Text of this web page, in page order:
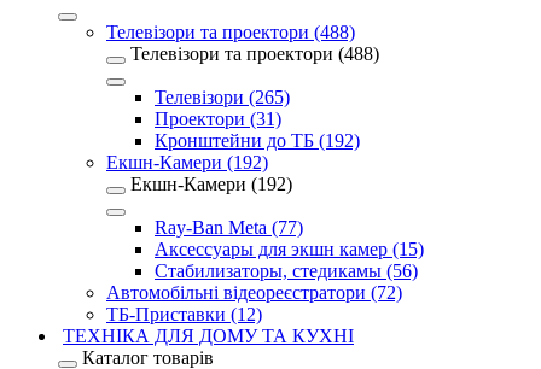
Телевізори та проектори (488)
Телевізори та проектори (488)
Телевізори (265)
Проектори (31)
Кронштейни до ТБ (192)
Екшн-Камери (192)
Екшн-Камери (192)
Ray-Ban Meta (77)
Аксессуары для экшн камер (15)
Стабилизаторы, стедикамы (56)
Автомобільні відеореєстратори (72)
ТБ-Приставки (12)
ТЕХНІКА ДЛЯ ДОМУ ТА КУХНІ
Каталог товарів